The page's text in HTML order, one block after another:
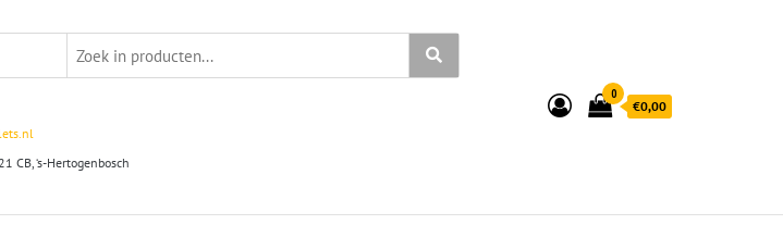
CB, ‘s-Hertogenbosch
0
€0,00